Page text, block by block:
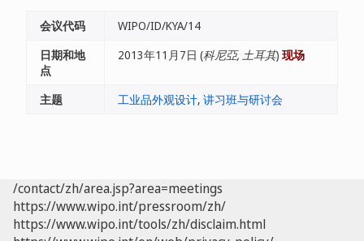
会议代码
WIPO/ID/KYA/14
日期和地
点
2013年11月7日 (科尼亞, 土耳其) 现场
主题 工业品外观设计, 讲习班与研讨会
/contact/zh/area.jsp?area=meetings
https://www.wipo.int/pressroom/zh/
https://www.wipo.int/tools/zh/disclaim.html